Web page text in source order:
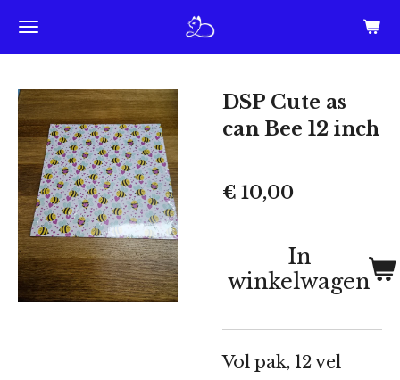
Ga
direct
de
hoofdinhoud
DSP Cute as
can Bee 12 inch
€ 10,00
In
winkelwagen
Vol pak, 12 vel